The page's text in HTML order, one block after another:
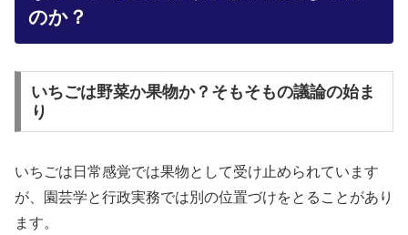
のか？
いちごは野菜か果物か？そもそもの議論の始ま
り
いちごは日常感覚では果物として受け止められています
が、園芸学と行政実務では別の位置づけをとることがあり
ます。